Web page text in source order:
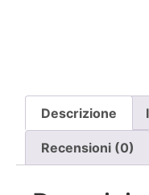
Descrizione
Recensioni (0)